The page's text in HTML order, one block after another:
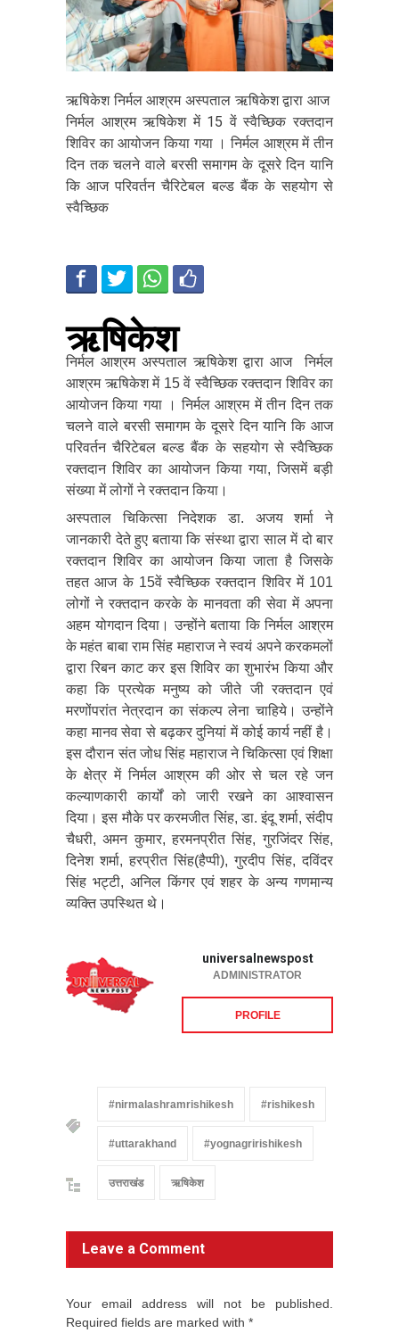
ऋषिकेश निर्मल आश्रम अस्पताल ऋषिकेश द्वारा आज
निर्मल आश्रम ऋषिकेश में 15 वें स्वैच्छिक रक्तदान
शिविर का आयोजन किया गया । निर्मल आश्रम में तीन
दिन तक चलने वाले बरसी समागम के दूसरे दिन यानि
कि आज परिवर्तन चैरिटेबल बल्ड बैंक के सहयोग से
स्वैच्छिक
ऋषिकेश
निर्मल आश्रम अस्पताल ऋषिकेश द्वारा आज निर्मल
आश्रम ऋषिकेश में 15 वें स्वैच्छिक रक्तदान शिविर का
आयोजन किया गया । निर्मल आश्रम में तीन दिन तक
चलने वाले बरसी समागम के दूसरे दिन यानि कि आज
परिवर्तन चैरिटेबल बल्ड बैंक के सहयोग से स्वैच्छिक
रक्तदान शिविर का आयोजन किया गया, जिसमें बड़ी
संख्या में लोगों ने रक्तदान किया।
अस्पताल चिकित्सा निदेशक डा. अजय शर्मा ने
जानकारी देते हुए बताया कि संस्था द्वारा साल में दो बार
रक्तदान शिविर का आयोजन किया जाता है जिसके
तहत आज के 15वें स्वैच्छिक रक्तदान शिविर में 101
लोगों ने रक्तदान करके के मानवता की सेवा में अपना
अहम योगदान दिया। उन्होंने बताया कि निर्मल आश्रम
के महंत बाबा राम सिंह महाराज ने स्वयं अपने करकमलों
द्वारा रिबन काट कर इस शिविर का शुभारंभ किया और
कहा कि प्रत्येक मनुष्य को जीते जी रक्तदान एवं
मरणोंपरांत नेत्रदान का संकल्प लेना चाहिये। उन्होंने
कहा मानव सेवा से बढ़कर दुनियां में कोई कार्य नहीं है।
इस दौरान संत जोध सिंह महाराज ने चिकित्सा एवं शिक्षा
के क्षेत्र में निर्मल आश्रम की ओर से चल रहे जन
कल्याणकारी कार्यों को जारी रखने का आश्वासन
दिया। इस मौके पर करमजीत सिंह, डा. इंदू शर्मा, संदीप
चैधरी, अमन कुमार, हरमनप्रीत सिंह, गुरजिंदर सिंह,
दिनेश शर्मा, हरप्रीत सिंह(हैप्पी), गुरदीप सिंह, दविंदर
सिंह भट्टी, अनिल किंगर एवं शहर के अन्य गणमान्य
व्यक्ति उपस्थित थे।
universalnewspost
ADMINISTRATOR
PROFILE
#nirmalashramrishikesh #rishikesh
#uttarakhand #yognagririshikesh
उत्तराखंड ऋषिकेश
Leave a Comment
Your email address will not be published.
Required fields are marked with *